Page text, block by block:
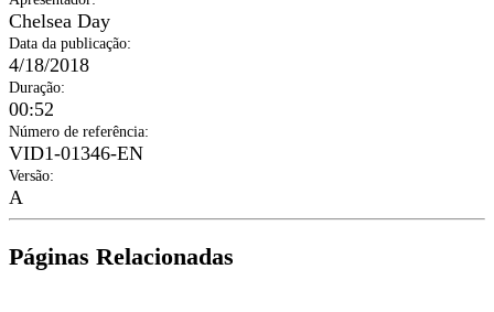
Chelsea Day
Data da publicação:
4/18/2018
Duração:
00:52
Número de referência:
VID1-01346-EN
Versão:
A
Páginas Relacionadas